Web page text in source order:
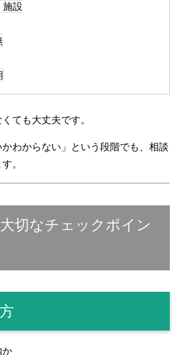
施設
ても大丈夫です。
かわからない」という段階でも、相談
。
切なチェックポイン
か